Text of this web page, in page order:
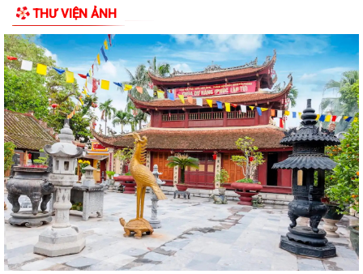
LƯỢNG THEO TIÊU CHUẨN QUỐC GIA TCVN...
UBND xã triển khai giải quyết chế độ chính sách đối với người hoạt
động không chuyên trách ở thôn
Nghị quyết Về việc quy định mức chi thăm chúc tết Nguyên đán, thăm
hỏi ốm đau, trợ cấp đối với một...
Bình Giang triển khai Kế hoạch lấy mẫu hài cốt liệt sĩ
Xã Bình Giang học tập nghị quyết Hôi nghị lần thứ ba Ban Chấp hành
Trung ương Đảng khóa XIV
Về việc phê duyệt quy trình nội bộ giải quyết thủ tục hành chính thuộc
phạm vi chức năng của Sở...
THƯ VIỆN ẢNH